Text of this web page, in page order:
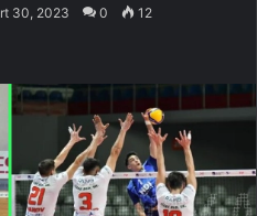
30, 2023 0 12